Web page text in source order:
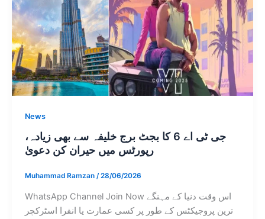
News
جی ٹی اے 6 کا بجٹ برج خلیفہ سے بھی زیادہ،
رپورٹس میں حیران کن دعویٰ
Muhammad Ramzan /28/06/2026
WhatsApp Channel Join Now اس وقت دنیا کے مہنگے
ترین پروجیکٹس کے طور پر کسی عمارت یا انفرا اسٹرکچر